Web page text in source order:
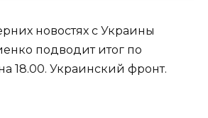
новостях с Украины
подводит итог по
18.00. Украинский фронт.